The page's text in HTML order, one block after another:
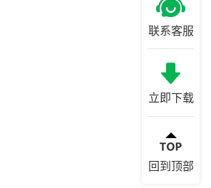
联系客服
立即下载
回到顶部